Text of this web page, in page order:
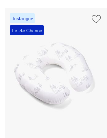
Testsieger
Letzte Chance